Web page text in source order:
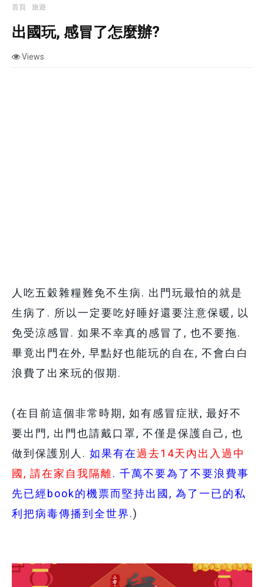
首頁 旅遊
出國玩, 感冒了怎麼辦?
Views
人吃五穀雜糧難免不生病. 出門玩最怕的就是
生病了. 所以一定要吃好睡好還要注意保暖, 以
免受涼感冒. 如果不幸真的感冒了, 也不要拖.
畢竟出門在外, 早點好也能玩的自在, 不會白白
浪費了出來玩的假期.
(在目前這個非常時期, 如有感冒症狀, 最好不
要出門, 出門也請戴口罩, 不僅是保護自己, 也
做到保護別人. 如果有在過去14天內出入過中
國, 請在家自我隔離. 千萬不要為了不要浪費事
先已經book的機票而堅持出國, 為了一已的私
利把病毒傳播到全世界.)